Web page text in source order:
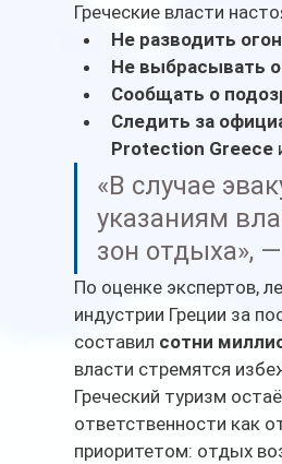
Греческие власти
Не разводить
Не выбрасывать
Сообщать о
Следить за
Protection Greece
«В случае
указаниям
зон отдыха»,
По оценке экспертов,
индустрии Греции за
составил сотни
власти стремятся
Греческий туризм
ответственности как
приоритетом: отдых